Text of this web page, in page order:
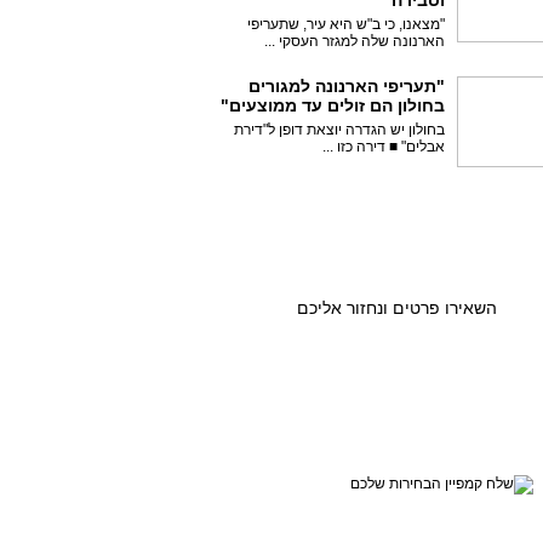
"מצאנו, כי ב"ש היא עיר, שתעריפי
הארנונה שלה למגזר העסקי ...
"תעריפי הארנונה למגורים
בחולון הם זולים עד ממוצעים"
בחולון יש הגדרה יוצאת דופן ל"דירת
אבלים" ■ דירה כזו ...
השאירו פרטים ונחזור אליכם